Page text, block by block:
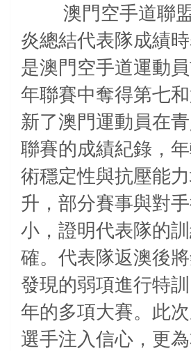
澳門空手道聯
炎總結代表隊成績
是澳門空手道運動
年聯賽中奪得第七
新了澳門運動員在
聯賽的成績紀錄，
術穩定性與抗壓能
升，部分賽事與對
小，證明代表隊的
確。代表隊返澳後
發現的弱項進行特
年的多項大賽。此
選手注入信心，更